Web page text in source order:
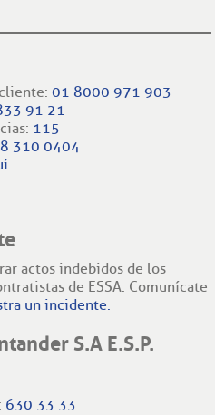
01 8000 971 903
91 21
115
310 0404
actos indebidos de los
de ESSA. Comunícate
un incidente.
S.A E.S.P.
630 33 33